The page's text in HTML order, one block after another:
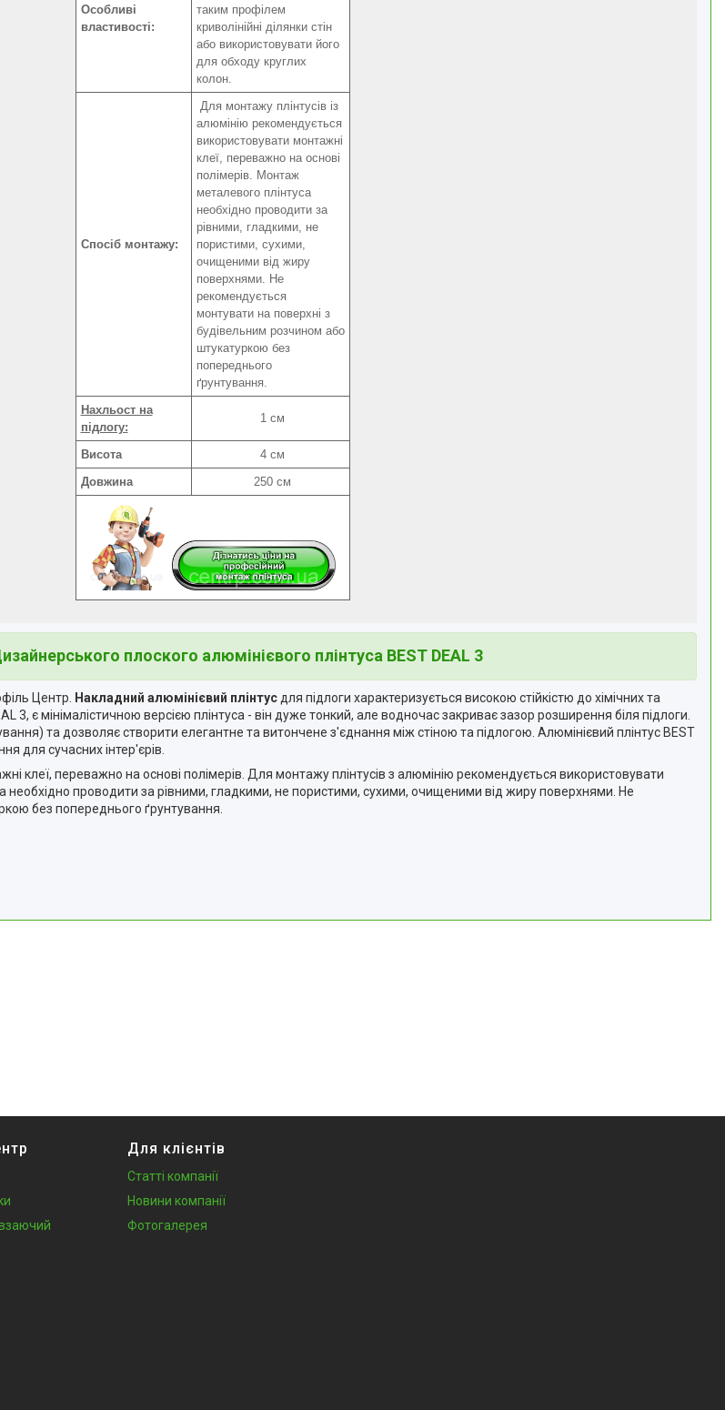
Особливі
властивості:
таким профілем
криволінійні ділянки стін
або використовувати його
для обходу круглих
колон.
Спосіб монтажу:
Для монтажу плінтусів із
алюмінію рекомендується
використовувати монтажні
клеї, переважно на основі
полімерів. Монтаж
металевого плінтуса
необхідно проводити за
рівними, гладкими, не
пористими, сухими,
очищеними від жиру
поверхнями. Не
рекомендується
монтувати на поверхні з
будівельним розчином або
штукатуркою без
попереднього
ґрунтування.
Нахльост на
підлогу:
1 см
Висота
4 см
Довжина
250 см
плоского алюмінієвого плінтуса BEST DEAL 3
Центр. Накладний алюмінієвий плінтус для підлоги характеризується високою стійкістю до хімічних та
3, є мінімалістичною версією плінтуса - він дуже тонкий, але водночас закриває зазор розширення біля підлоги.
та дозволяє створити елегантне та витончене з'єднання між стіною та підлогою. Алюмінієвий плінтус BEST
для сучасних інтер'єрів.
клеї, переважно на основі полімерів. Для монтажу плінтусів з алюмінію рекомендується використовувати
проводити за рівними, гладкими, не пористими, сухими, очищеними від жиру поверхнями. Не
без попереднього ґрунтування.
Для клієнтів
Статті компанії
Новини компанії
Фотогалерея